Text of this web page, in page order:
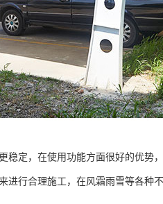
稳定，在使用功能方面很好的优势
进行合理施工，在风霜雨雪等各种